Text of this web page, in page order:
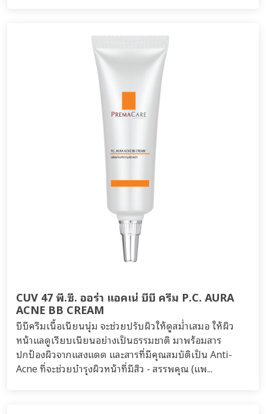
CUV 47 พี.ซี. ออร่า แอคเน่ บีบี ครีม P.C. AURA
ACNE BB CREAM
บีบีครีมเนื้อเนียนนุ่ม จะช่วยปรับผิวให้ดูสม่ำเสมอ ให้ผิว
หน้าแลดูเรียบเนียนอย่างเป็นธรรมชาติ มาพร้อมสาร
ปกป้องผิวจากแสงแดด และสารที่มีคุณสมบัติเป็น Anti-
Acne ที่จะช่วยบำรุงผิวหน้าที่มีสิว - สรรพคุณ (แพ...